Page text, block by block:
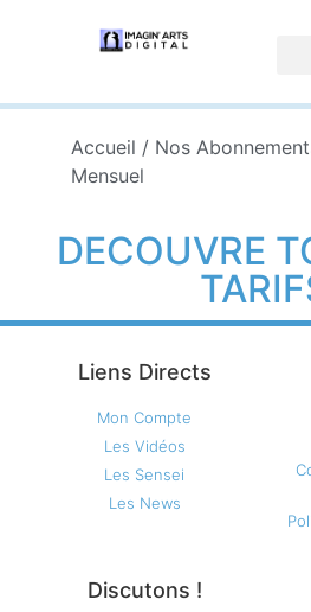
Accueil / Nos
Mensuel
DECOUVRE
Liens Directs
Mon Compte
Les Vidéos
Les Sensei
Les News
Discutons !